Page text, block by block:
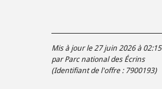
Mis à jour le 27 juin 2026 à 02:15
par Parc national des Écrins
(Identifiant de l'offre : 7900193)